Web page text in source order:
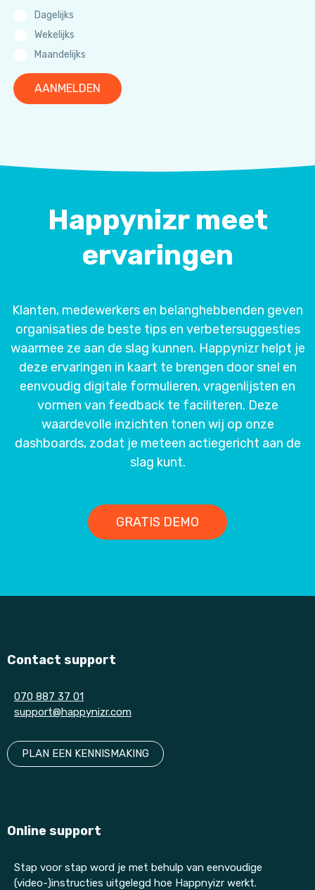
Dagelijks
Wekelijks
Maandelijks
AANMELDEN
Happynizr meet
ervaringen
Klanten, medewerkers en belanghebbenden geven
organisaties de beste tips en verbetersuggesties
waarmee ze aan de slag kunnen. Happynizr helpt je
deze ervaringen in kaart te brengen door snel en
eenvoudig digitale formulieren, vragenlijsten en
vormen van feedback te faciliteren. Deze
waardevolle inzichten tonen wij op onze
dashboards, zodat je meteen actiegericht aan de
slag kunt.
GRATIS DEMO
Contact support
070 887 37 01
support@happynizr.com
PLAN EEN KENNISMAKING
Online support
Stap voor stap word je met behulp van eenvoudige
(video-)instructies uitgelegd hoe Happnyizr werkt.